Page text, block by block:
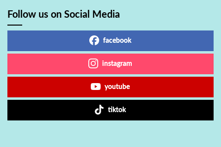
Follow us on Social Media
facebook
instagram
youtube
tiktok